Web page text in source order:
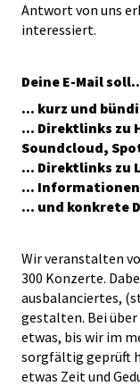
Antwort von uns
interessiert.
Deine E-Mail
... kurz und
... Direktlinks zu
Soundcloud,
... Direktlinks zu
... Informationen
... und konkrete
Wir veranstalten
300 Konzerte.
ausbalanciertes,
gestalten. Bei
etwas, bis wir im
sorgfältig geprüft
etwas Zeit und